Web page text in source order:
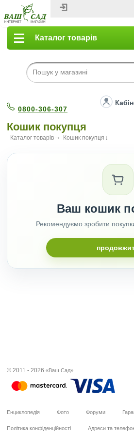
Каталог товарів
0800-306-307
Кошик покупця
Каталог товарів Кошик покупця
Ваш кошик
Рекомендуємо зробити
© 2011 - 2026 «Ваш Сад»
Енциклопедія Фото Форуми
Політика конфіденційності Адреси та